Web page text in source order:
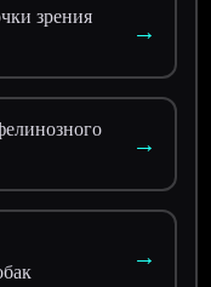
зрения
→
→
→